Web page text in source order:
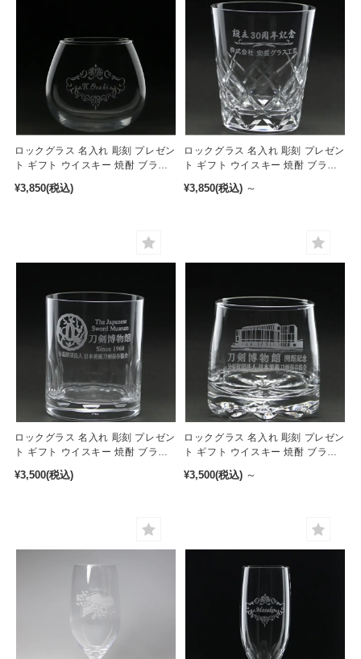
ロックグラス 名入れ 彫刻 プレゼン
ト ギフト ウイスキー 焼酎 ブラン
¥3,850(税込)
ロックグラス 名入れ 彫刻 プレゼン
ト ギフト ウイスキー 焼酎 ブラン
¥3,850(税込) ～
ロックグラス 名入れ 彫刻 プレゼン
ト ギフト ウイスキー 焼酎 ブラン
デー 275ml［r-3］
¥3,500(税込)
ロックグラス 名入れ 彫刻 プレゼン
ト ギフト ウイスキー 焼酎 ブラン
デー 235ml［r-2］
¥3,500(税込) ～